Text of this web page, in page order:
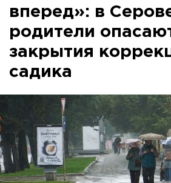
вперед»: в
родители
закрытия
садика